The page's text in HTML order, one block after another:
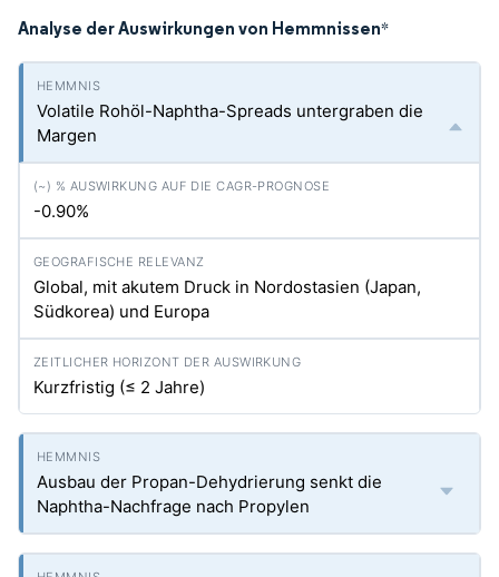
Analyse der Auswirkungen von Hemmnissen*
Volatile Rohöl-Naphtha-Spreads untergraben die
Margen
-0.90%
Global, mit akutem Druck in Nordostasien (Japan,
Südkorea) und Europa
Kurzfristig (≤ 2 Jahre)
Ausbau der Propan-Dehydrierung senkt die
Naphtha-Nachfrage nach Propylen